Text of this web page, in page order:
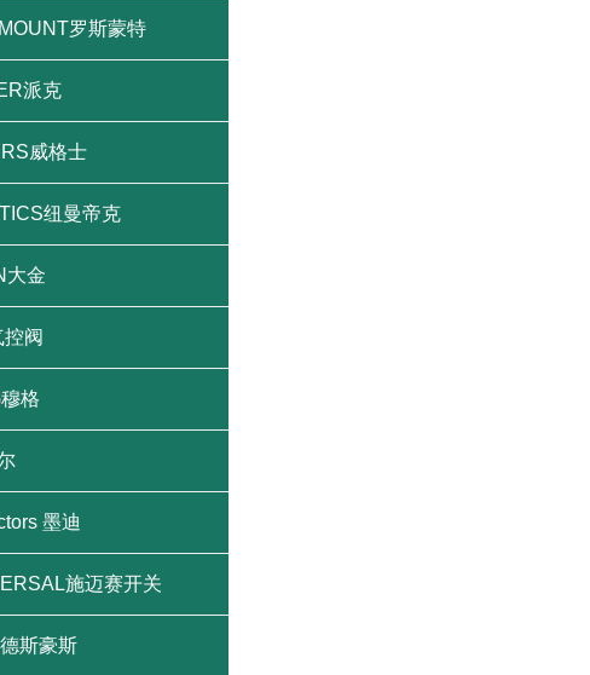
罗斯蒙特
派克
威格士
纽曼帝克
大金
阀
格
墨迪
施迈赛开关
斯豪斯